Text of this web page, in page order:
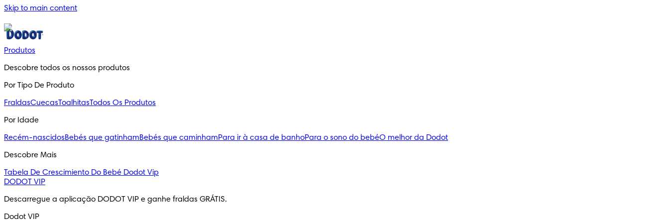
Skip to main content
Produtos
Descobre todos os nossos produtos
Por Tipo De Produto
FraldasCuecasToalhitasTodos Os Produtos
Por Idade
Recém-nascidosBebés que gatinhamBebés que caminhamPara ir à casa de banhoPara o sono do bebéO melhor da Dodot
Descobre Mais
Tabela De Crescimiento Do Bebé Dodot Vip
DODOT VIP
Descarregue a aplicação DODOT VIP e ganhe fraldas GRÁTIS.
Dodot VIP